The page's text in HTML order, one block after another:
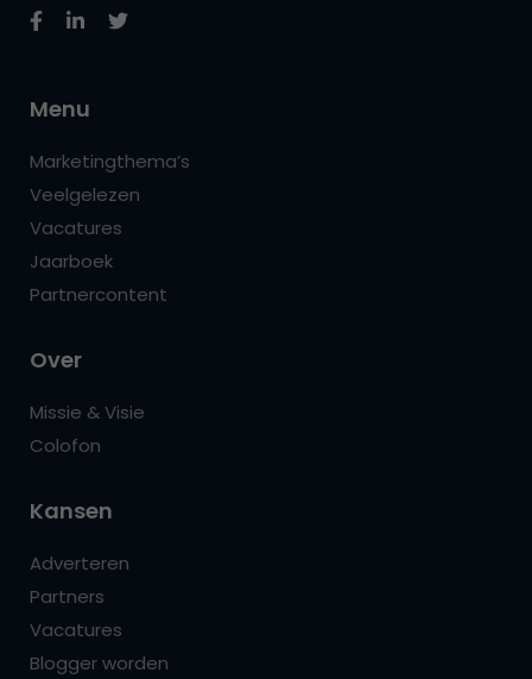
Menu
Marketingthema’s
Veelgelezen
Vacatures
Jaarboek
Partnercontent
Over
Missie & Visie
Colofon
Kansen
Adverteren
Partners
Vacatures
Blogger worden